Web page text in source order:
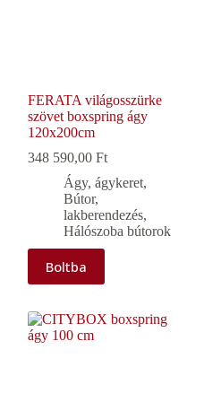
FERATA világosszürke
szövet boxspring ágy
120x200cm
348 590,00Ft
Ágy, ágykeret,
Bútor,
lakberendezés,
Hálószoba bútorok
Boltba